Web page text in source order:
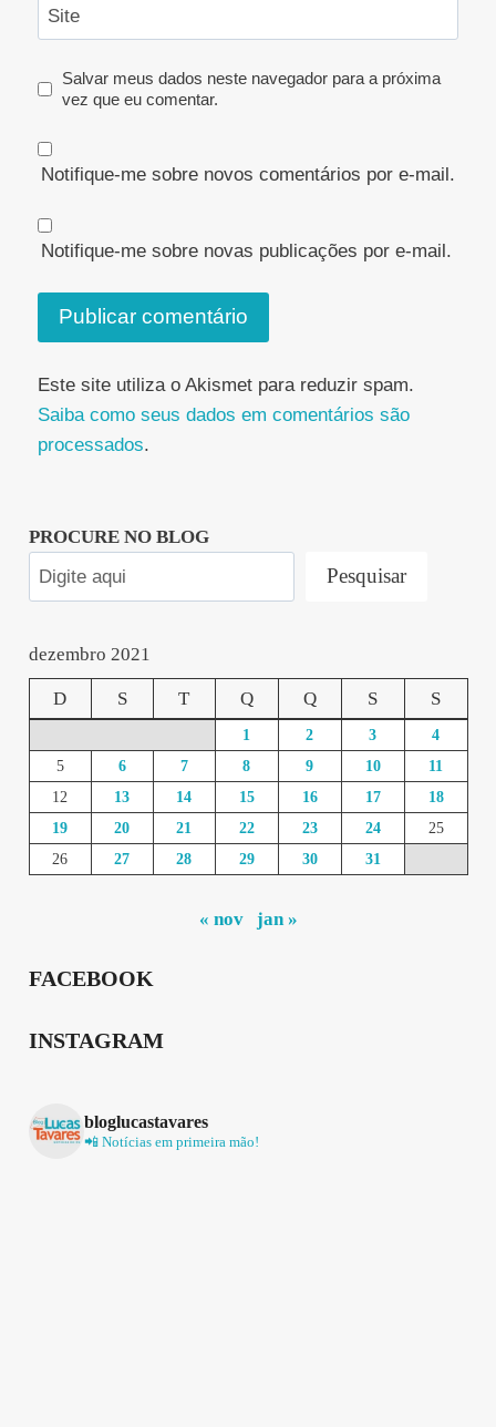
Site
Salvar meus dados neste navegador para a próxima
vez que eu comentar.
Notifique-me sobre novos comentários por e-mail.
Notifique-me sobre novas publicações por e-mail.
Este site utiliza o Akismet para reduzir spam.
Saiba como seus dados em comentários são
processados.
PROCURE NO BLOG
Pesquisar
dezembro 2021
D S T Q Q S S
1 2 3
4
5
6 7 8 9 10
11
12
13 14 15 16 17
18
19
20 21 22 23 24
25
26
27 28 29 30 31
« nov jan »
FACEBOOK
INSTAGRAM
bloglucastavares
📲 Notícias em primeira mão!